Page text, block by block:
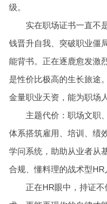
级。
实在职场证书一直不是
钱晋升自我、突破职业僵
能背书。正在逐鹿愈发激
是性价比极高的生长旅途
金量职业天资，能为职场
主题代价：职场文职、
体系搭筑雇用、培训、绩
学问系统，助助从业者从
合规、懂料理的战术型HR
正在HR眼中，持证不